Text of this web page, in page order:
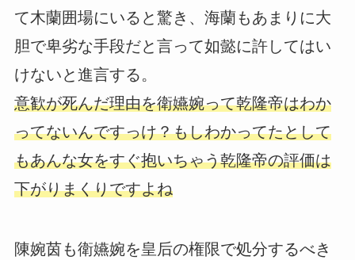
て木蘭囲場にいると驚き、海蘭もあまりに大
胆で卑劣な手段だと言って如懿に許してはい
けないと進言する。
意歓が死んだ理由を衛嬿婉って乾隆帝はわか
ってないんですっけ？もしわかってたとして
もあんな女をすぐ抱いちゃう乾隆帝の評価は
下がりまくりですよね
陳婉茵も衛嬿婉を皇后の権限で処分するべき